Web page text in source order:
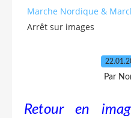
Marche Nordique &
Arrêt sur images
Par
Retour en